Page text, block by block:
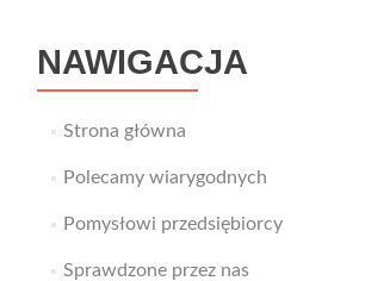
NAWIGACJA
Strona główna
Polecamy wiarygodnych
Pomysłowi przedsiębiorcy
Sprawdzone przez nas